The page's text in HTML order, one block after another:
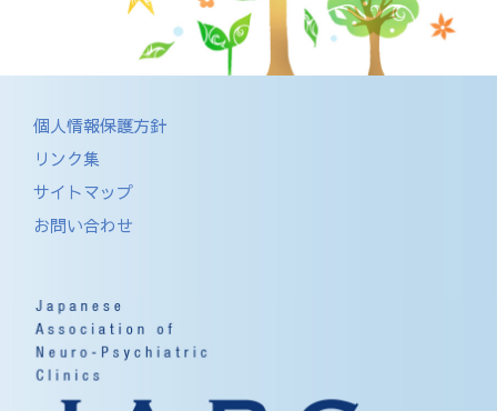
個人情報保護方針
リンク集
サイトマップ
お問い合わせ